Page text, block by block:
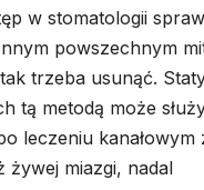
w stomatologii
powszechnym
trzeba usunąć.
tą metodą może
leczeniu kanałowym
żywej miazgi, nadal